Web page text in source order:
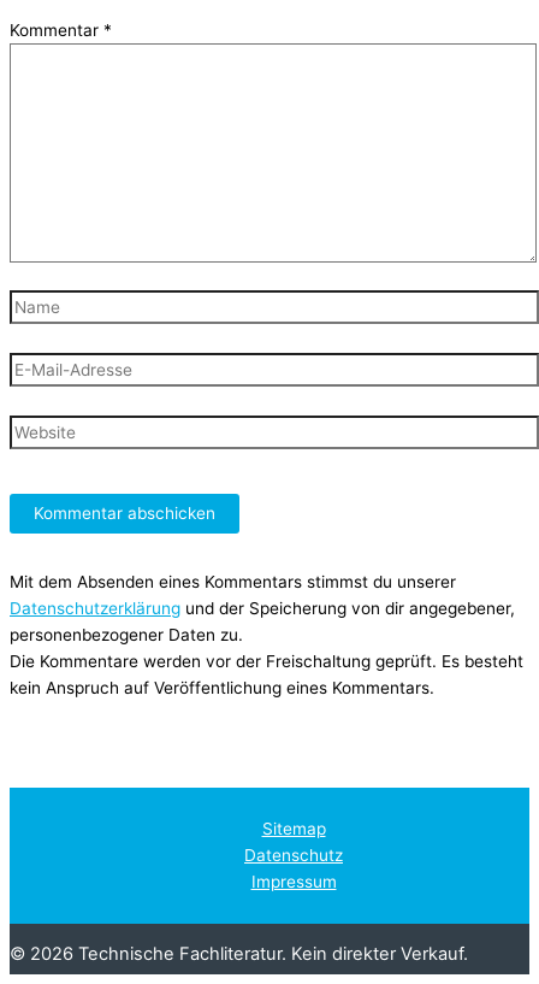
Kommentar *
Name
E-
Mail-
Adresse
Website
Mit dem Absenden eines Kommentars stimmst du unserer
Datenschutzerklärung und der Speicherung von dir angegebener,
personenbezogener Daten zu.
Die Kommentare werden vor der Freischaltung geprüft. Es besteht
kein Anspruch auf Veröffentlichung eines Kommentars.
Sitemap
Datenschutz
Impressum
© 2026 Technische Fachliteratur. Kein direkter Verkauf.